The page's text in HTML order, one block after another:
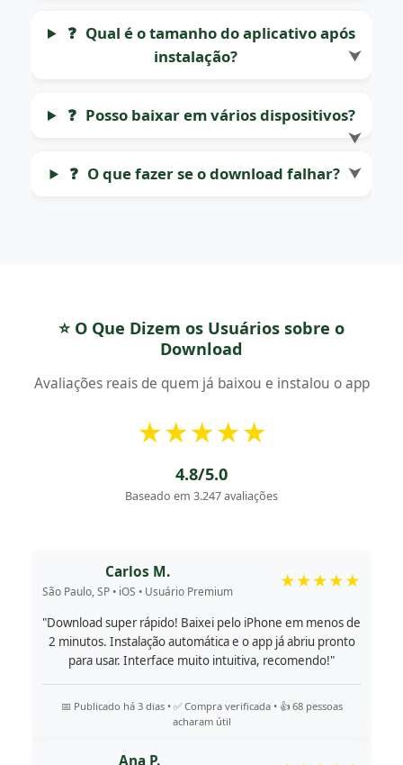
❓ Qual é o tamanho do aplicativo após
instalação?
⮟
❓ Posso baixar em vários dispositivos?
⮟
❓ O que fazer se o download falhar? ⮟
⭐ O Que Dizem os Usuários sobre o
Download
Avaliações reais de quem já baixou e instalou o app
★★★★★
4.8/5.0
Baseado em 3.247 avaliações
Carlos M.
São Paulo, SP • iOS • Usuário Premium
★★★★★
"Download super rápido! Baixei pelo iPhone em menos de
2 minutos. Instalação automática e o app já abriu pronto
para usar. Interface muito intuitiva, recomendo!"
📅 Publicado há 3 dias • ✅ Compra verificada • 👍 68 pessoas
acharam útil
Ana P.